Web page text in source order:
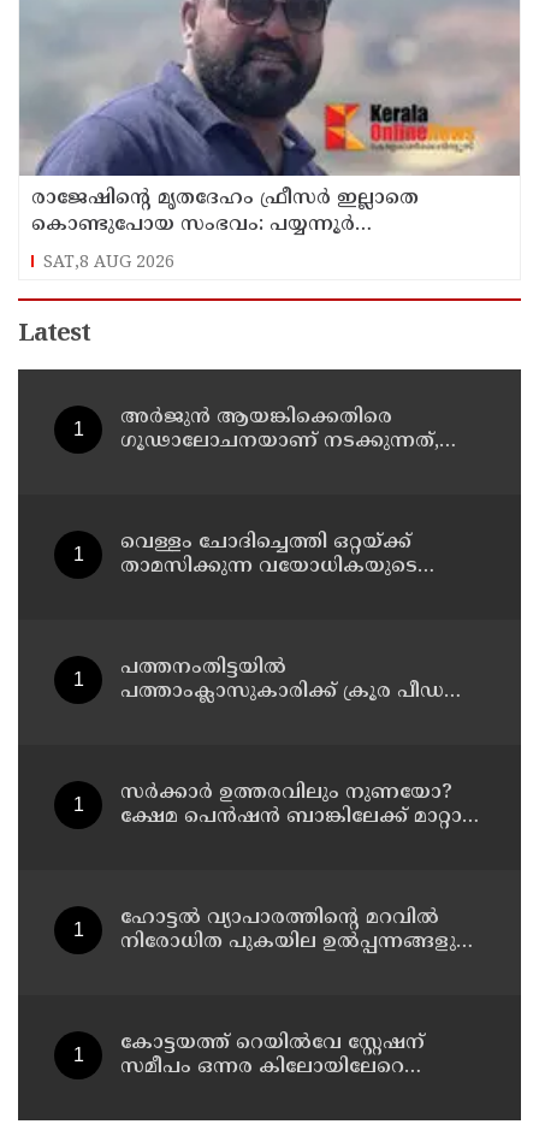
രാജേഷിന്റെ മൃതദേഹം ഫ്രീസർ ഇല്ലാതെ
കൊണ്ടുപോയ സംഭവം: പയ്യന്നൂർ
തഹസിൽദാറിനെ സസ്പെൻഡ് ചെയ്യാൻ
നിർദ്ദേശം
SAT,8 AUG 2026
Latest
അർജുൻ ആയങ്കിക്കെതിരെ
ഗൂഢാലോചനയാണ് നടക്കുന്നത്,
ശശിധരൻ
വെള്ളം ചോദിച്ചെത്തി ഒറ്റയ്ക്ക്
താമസിക്കുന്ന വയോധികയുടെ
പത്തനംതിട്ടയിൽ
പത്താംക്ലാസുകാരിക്ക് ക്രൂര പീഡനം ;
സര്‍ക്കാര്‍ ഉത്തരവിലും നുണയോ?
ക്ഷേമ പെന്‍ഷന്‍ ബാങ്കിലേക്ക് മാറ്റാന്‍
ഹോട്ടൽ വ്യാപാരത്തിന്റെ മറവിൽ
നിരോധിത പുകയില ഉൽപ്പന്നങ്ങളുടെ
കോട്ടയത്ത് റെയിൽവേ സ്റ്റേഷന്
സമീപം ഒന്നര കിലോയിലേറെ
സ്വദേശി പിടിയിൽ